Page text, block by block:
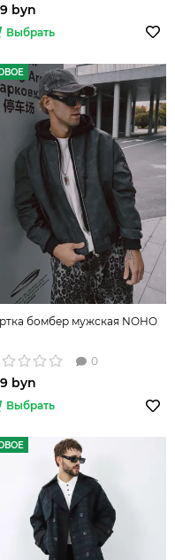
byn
Выбрать
бомбер мужская NOHO
0
byn
Выбрать